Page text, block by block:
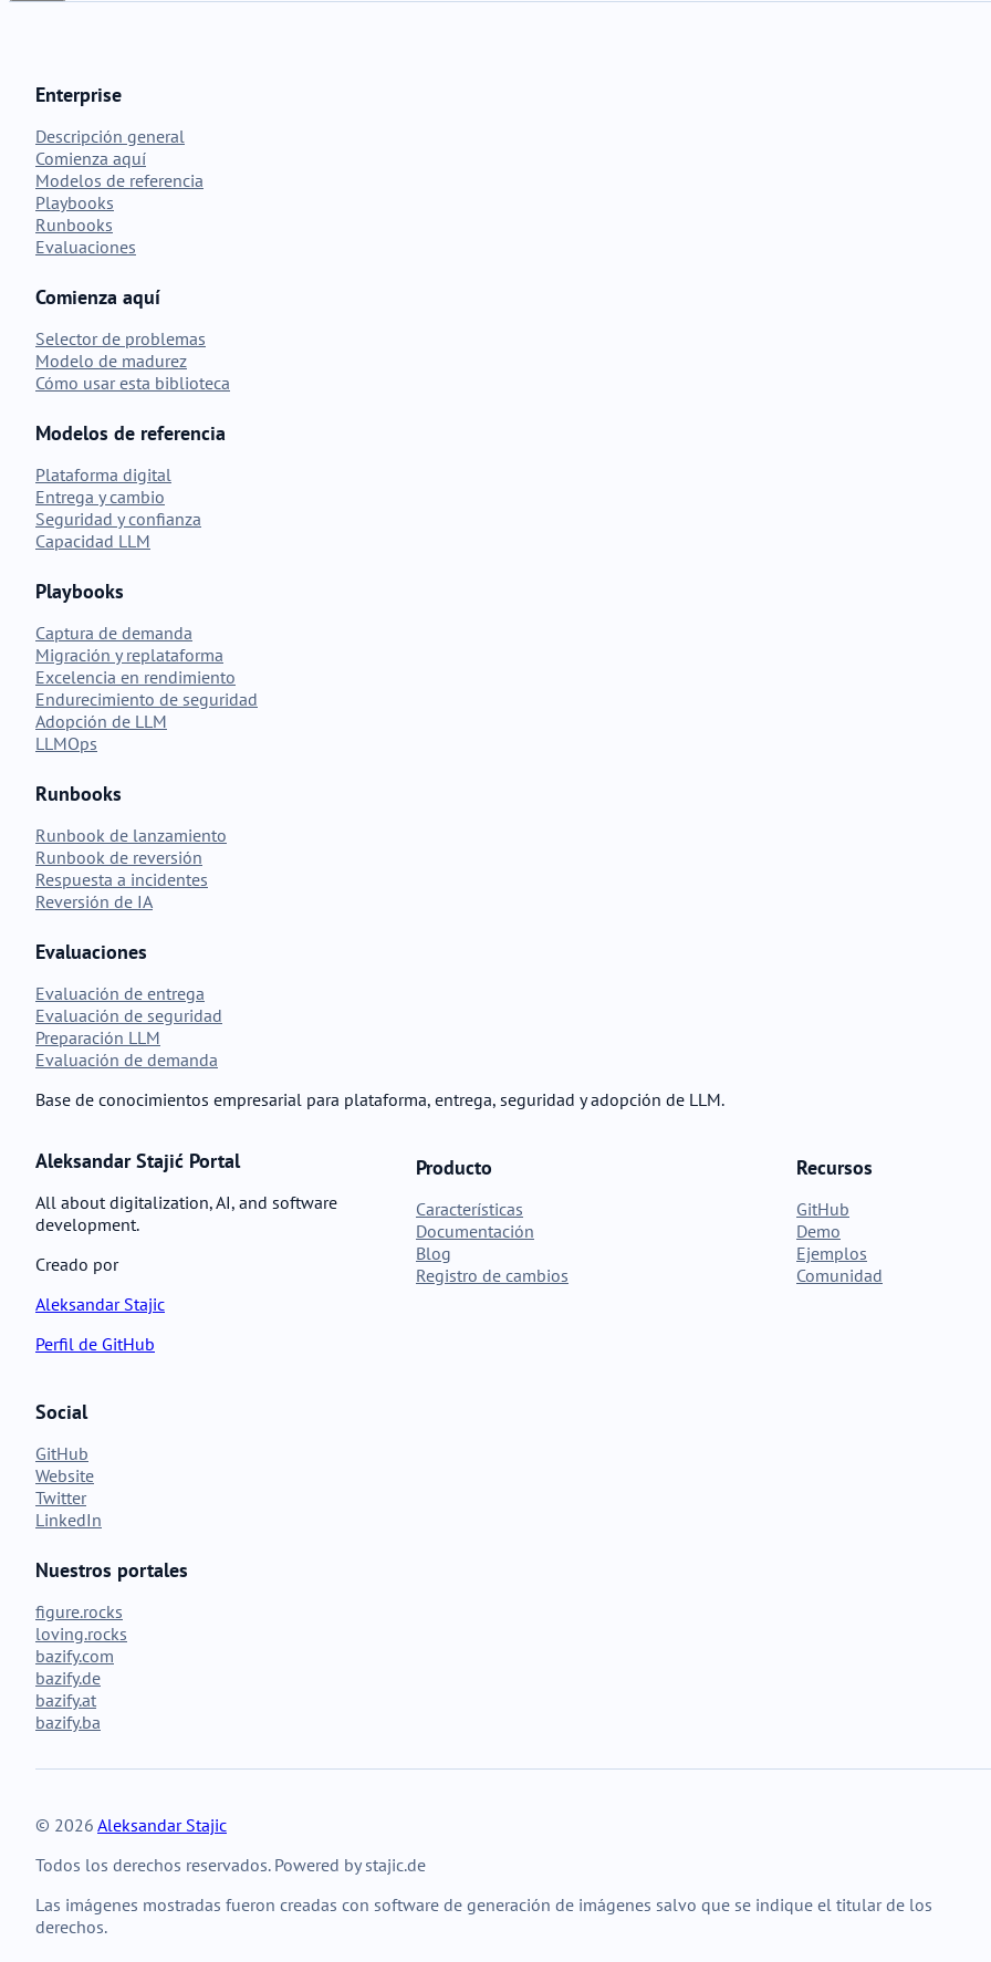
Enterprise
Descripción general
Comienza aquí
Modelos de referencia
Playbooks
Runbooks
Evaluaciones
Comienza aquí
Selector de problemas
Modelo de madurez
Cómo usar esta biblioteca
Modelos de referencia
Plataforma digital
Entrega y cambio
Seguridad y confianza
Capacidad LLM
Playbooks
Captura de demanda
Migración y replataforma
Excelencia en rendimiento
Endurecimiento de seguridad
Adopción de LLM
LLMOps
Runbooks
Runbook de lanzamiento
Runbook de reversión
Respuesta a incidentes
Reversión de IA
Evaluaciones
Evaluación de entrega
Evaluación de seguridad
Preparación LLM
Evaluación de demanda
Base de conocimientos empresarial para plataforma, entrega, seguridad y adopción de LLM.
Aleksandar Stajić Portal
All about digitalization, AI, and software
development.
Creado por
Aleksandar Stajic
Perfil de GitHub
Producto
Características
Documentación
Blog
Registro de cambios
Recursos
GitHub
Demo
Ejemplos
Comunidad
Social
GitHub
Website
Twitter
LinkedIn
Nuestros portales
figure.rocks
loving.rocks
bazify.com
bazify.de
bazify.at
bazify.ba
© 2026 Aleksandar Stajic
Todos los derechos reservados. Powered by stajic.de
Las imágenes mostradas fueron creadas con software de generación de imágenes salvo que se indique el titular de los
derechos.